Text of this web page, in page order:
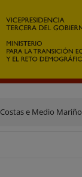
Costas e Medio Mariño